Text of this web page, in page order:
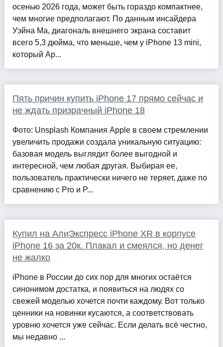
осенью 2026 года, может быть гораздо компактнее,
чем многие предполагают. По данным инсайдера
Уэйна Ма, диагональ внешнего экрана составит
всего 5,3 дюйма, что меньше, чем у iPhone 13 mini,
который Ap...
Пять причин купить iPhone 17 прямо сейчас и
не ждать призрачный iPhone 18
Фото: Unsplash Компания Apple в своем стремлении
увеличить продажи создала уникальную ситуацию:
базовая модель выглядит более выгодной и
интересной, чем любая другая. Выбирая ее,
пользователь практически ничего не теряет, даже по
сравнению с Pro и P...
Купил на АлиЭкспресс iPhone XR в корпусе
iPhone 16 за 20к. Плакал и смеялся, но денег
не жалко
iPhone в России до сих пор для многих остаётся
синонимом достатка, и появиться на людях со
свежей моделью хочется почти каждому. Вот только
ценники на новинки кусаются, а соответствовать
уровню хочется уже сейчас. Если делать всё честно,
мы недавно ...